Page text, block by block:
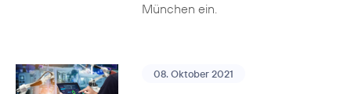
München ein.
08. Oktober 2021